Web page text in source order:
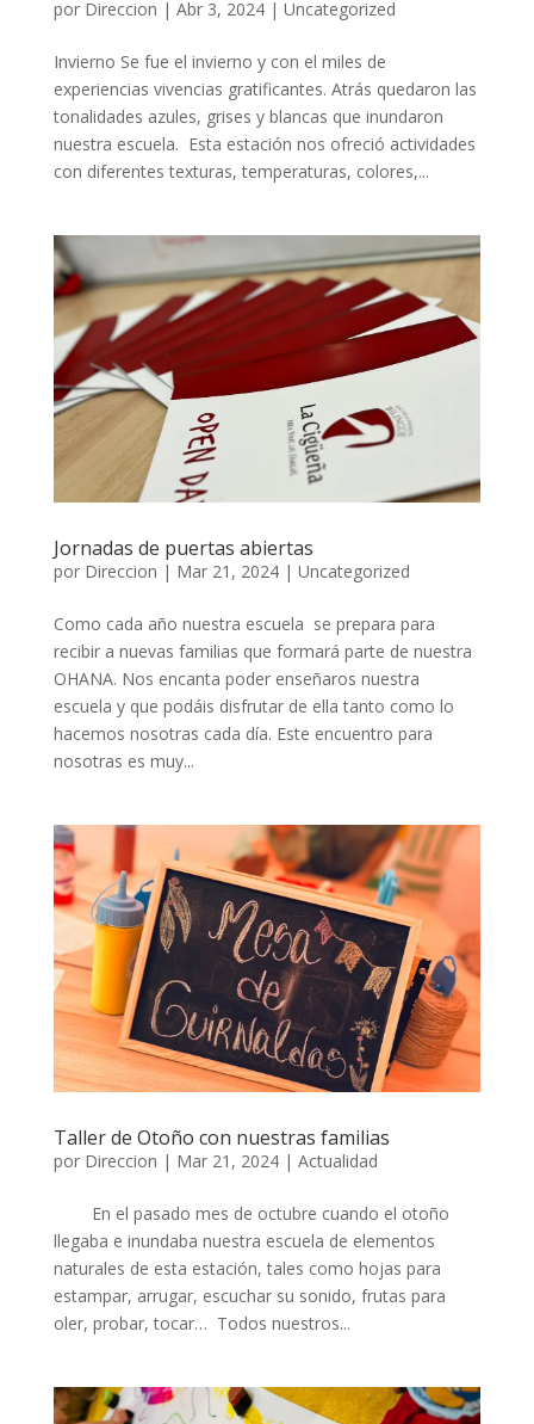
por Direccion | Abr 3, 2024| Uncategorized
Invierno Se fue el invierno y con el miles de
experiencias vivencias gratificantes. Atrás quedaron las
tonalidades azules, grises y blancas que inundaron
nuestra escuela. Esta estación nos ofreció actividades
con diferentes texturas, temperaturas, colores,...
Jornadas de puertas abiertas
por Direccion | Mar 21, 2024| Uncategorized
Como cada año nuestra escuela se prepara para
recibir a nuevas familias que formará parte de nuestra
OHANA. Nos encanta poder enseñaros nuestra
escuela y que podáis disfrutar de ella tanto como lo
hacemos nosotras cada día. Este encuentro para
nosotras es muy...
Taller de Otoño con nuestras familias
por Direccion | Mar 21, 2024| Actualidad
En el pasado mes de octubre cuando el otoño
llegaba e inundaba nuestra escuela de elementos
naturales de esta estación, tales como hojas para
estampar, arrugar, escuchar su sonido, frutas para
oler, probar, tocar… Todos nuestros...